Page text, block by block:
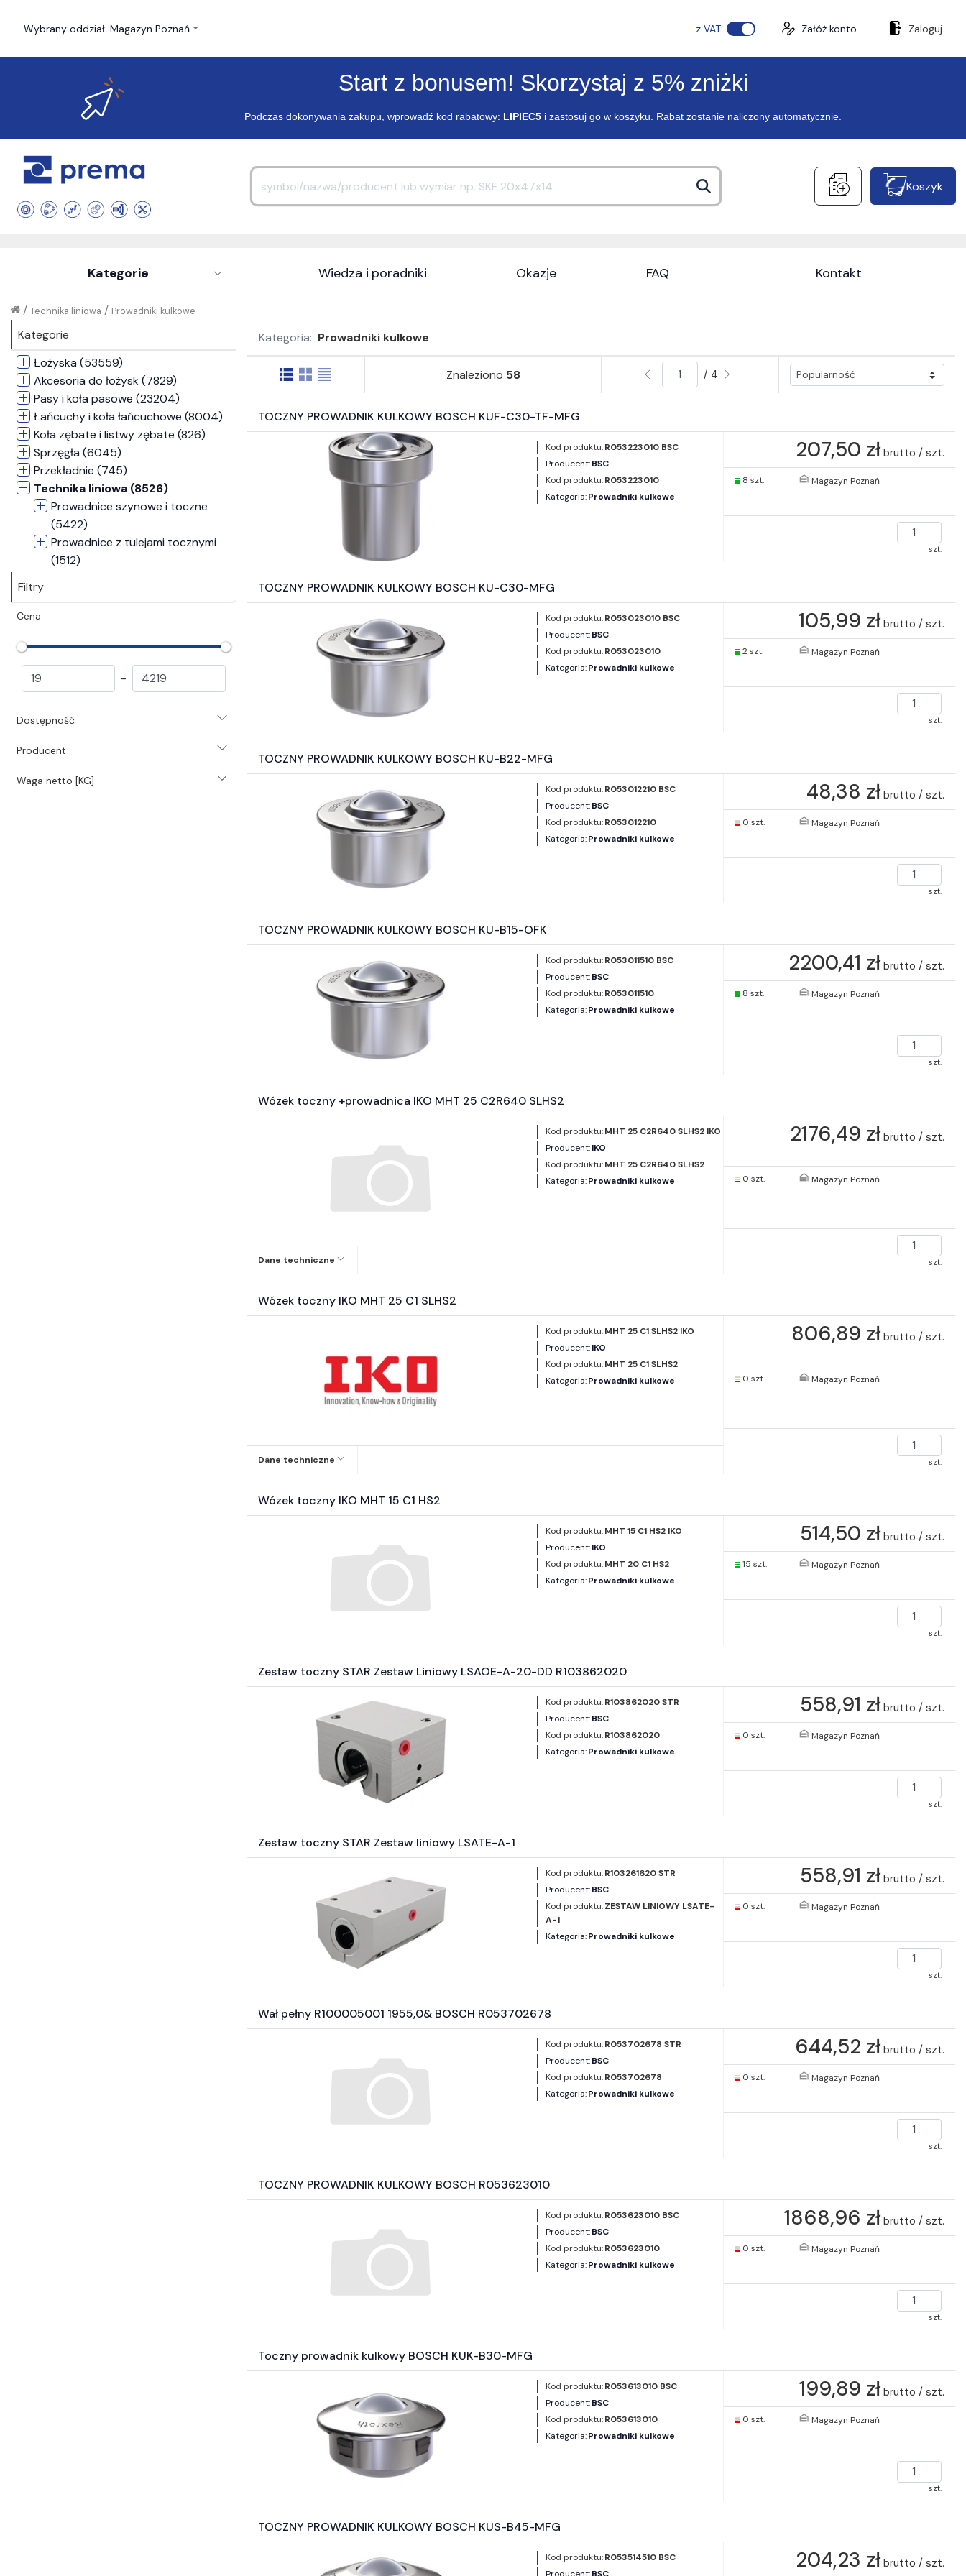
Wybrany oddział: Magazyn Poznań z VAT Załóż konto Zaloguj
Start z bonusem! Skorzystaj z 5% zniżki
Podczas dokonywania zakupu, wprowadź kod rabatowy: LIPIEC5 i zastosuj go w koszyku. Rabat zostanie naliczony automatycznie.
Koszyk
Kategorie Wiedza i poradniki Okazje FAQ Kontakt
Prowadniki kulkowe
/
Technika liniowa
/
Kategorie
Łożyska (53559)
Akcesoria do łożysk (7829)
Pasy i koła pasowe (23204)
Łańcuchy i koła łańcuchowe (8004)
Koła zębate i listwy zębate (826)
Sprzęgła (6045)
Przekładnie (745)
Technika liniowa (8526)
Prowadnice szynowe i toczne
(5422)
Prowadnice z tulejami tocznymi
(1512)
wykonawcze (181)
Motoreduktory (392)
Silniki i akcesoria silnikowe (144)
Systemy i środki smarowania (3531)
Pneumatyka (36174)
Świece (203)
Filtry
Cena
-
Dostępność
Producent
Waga netto [KG]
Kategoria: Prowadniki kulkowe
Znaleziono 58 / 4
TOCZNY PROWADNIK KULKOWY BOSCH KUF-C30-TF-MFG
Kod produktu:R053223010 BSC
Producent:BSC
Kod produktu:R053223010
Kategoria:Prowadniki kulkowe
207,50 zł brutto / szt.
8 szt. Magazyn Poznań
szt.
TOCZNY PROWADNIK KULKOWY BOSCH KU-C30-MFG
Kod produktu:R053023010 BSC
Producent:BSC
Kod produktu:R053023010
Kategoria:Prowadniki kulkowe
105,99 zł brutto / szt.
2 szt. Magazyn Poznań
szt.
TOCZNY PROWADNIK KULKOWY BOSCH KU-B22-MFG
Kod produktu:R053012210 BSC
Producent:BSC
Kod produktu:R053012210
Kategoria:Prowadniki kulkowe
48,38 zł brutto / szt.
0 szt. Magazyn Poznań
szt.
TOCZNY PROWADNIK KULKOWY BOSCH KU-B15-OFK
Kod produktu:R053011510 BSC
Producent:BSC
Kod produktu:R053011510
Kategoria:Prowadniki kulkowe
2200,41 zł brutto / szt.
8 szt. Magazyn Poznań
szt.
Wózek toczny +prowadnica IKO MHT 25 C2R640 SLHS2
Kod produktu:MHT 25 C2R640 SLHS2 IKO
Producent:IKO
Kod produktu:MHT 25 C2R640 SLHS2
Kategoria:Prowadniki kulkowe
Dane techniczne
2176,49 zł brutto / szt.
0 szt. Magazyn Poznań
szt.
Wózek toczny IKO MHT 25 C1 SLHS2
Kod produktu:MHT 25 C1 SLHS2 IKO
Producent:IKO
Kod produktu:MHT 25 C1 SLHS2
Kategoria:Prowadniki kulkowe
Dane techniczne
806,89 zł brutto / szt.
0 szt. Magazyn Poznań
szt.
Wózek toczny IKO MHT 15 C1 HS2
Kod produktu:MHT 15 C1 HS2 IKO
Producent:IKO
Kod produktu:MHT 20 C1 HS2
Kategoria:Prowadniki kulkowe
514,50 zł brutto / szt.
15 szt. Magazyn Poznań
szt.
Zestaw toczny STAR Zestaw Liniowy LSAOE-A-20-DD R103862020
Kod produktu:R103862020 STR
Producent:BSC
Kod produktu:R103862020
Kategoria:Prowadniki kulkowe
558,91 zł brutto / szt.
0 szt. Magazyn Poznań
szt.
Zestaw toczny STAR Zestaw liniowy LSATE-A-1
Kod produktu:R103261620 STR
Producent:BSC
Kod produktu:ZESTAW LINIOWY LSATE-
A-1
Kategoria:Prowadniki kulkowe
558,91 zł brutto / szt.
0 szt. Magazyn Poznań
szt.
Wał pełny R100005001 1955,0& BOSCH R053702678
Kod produktu:R053702678 STR
Producent:BSC
Kod produktu:R053702678
Kategoria:Prowadniki kulkowe
644,52 zł brutto / szt.
0 szt. Magazyn Poznań
szt.
TOCZNY PROWADNIK KULKOWY BOSCH R053623010
Kod produktu:R053623010 BSC
Producent:BSC
Kod produktu:R053623010
Kategoria:Prowadniki kulkowe
1868,96 zł brutto / szt.
0 szt. Magazyn Poznań
szt.
Toczny prowadnik kulkowy BOSCH KUK-B30-MFG
Kod produktu:R053613010 BSC
Producent:BSC
Kod produktu:R053613010
Kategoria:Prowadniki kulkowe
199,89 zł brutto / szt.
0 szt. Magazyn Poznań
szt.
TOCZNY PROWADNIK KULKOWY BOSCH KUS-B45-MFG
Kod produktu:R053514510 BSC
Producent:BSC
204,23 zł brutto / szt.